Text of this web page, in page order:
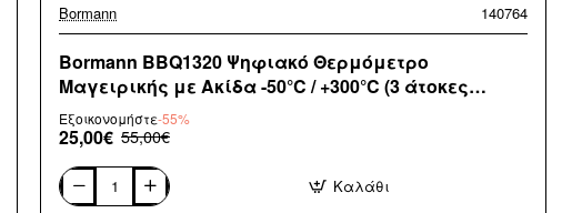
Bormann 140764
Bormann BBQ1320 Ψηφιακό Θερμόμετρο
Μαγειρικής με Ακίδα -50°C / +300°C (3 άτοκες
δόσεις)
Εξοικονομήστε-55%
25,00€ 55,00€
Bormann
Καλάθι